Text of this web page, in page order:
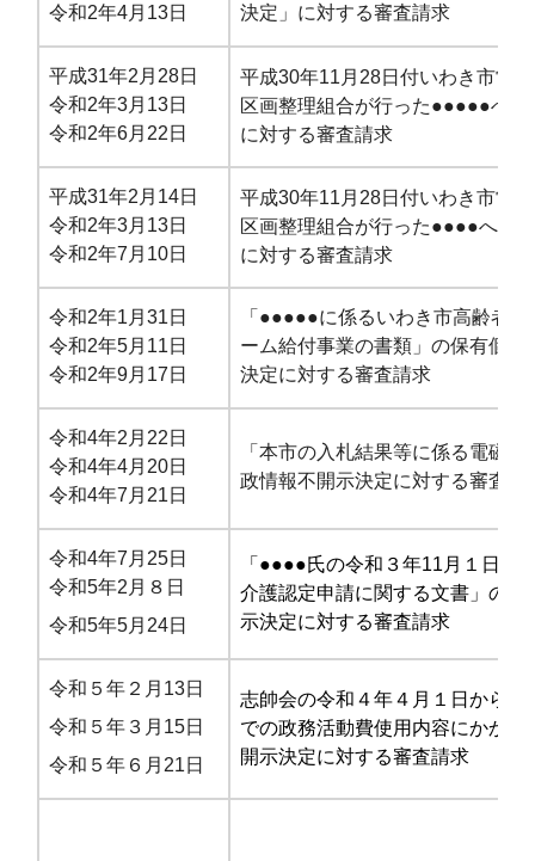
令和2年4月13日
決定」に対する審査請求
平成31年2月28日
令和2年3月13日
令和2年6月22日
平成30年11月28日付いわき市常
区画整理組合が行った●●●●●への
に対する審査請求
平成31年2月14日
令和2年3月13日
令和2年7月10日
平成30年11月28日付いわき市常
区画整理組合が行った●●●●への
に対する審査請求
令和2年1月31日
令和2年5月11日
令和2年9月17日
「●●●●●に係るいわき市高齢者
ーム給付事業の書類」の保有個人
決定に対する審査請求
令和4年2月22日
令和4年4月20日
令和4年7月21日
「本市の入札結果等に係る電磁的
政情報不開示決定に対する審査請
令和4年7月25日
令和5年2月８日
令和5年5月24日
「●●●●氏の令和３年11月１日付
介護認定申請に関する文書」の行
示決定に対する審査請求
令和５年２月13日
令和５年３月15日
令和５年６月21日
志帥会の令和４年４月１日から10
での政務活動費使用内容にかかる
開示決定に対する審査請求